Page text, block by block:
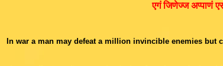
एगं जिणेज्ज अप्पाणं
In war a man may defeat a million invincible enemies but